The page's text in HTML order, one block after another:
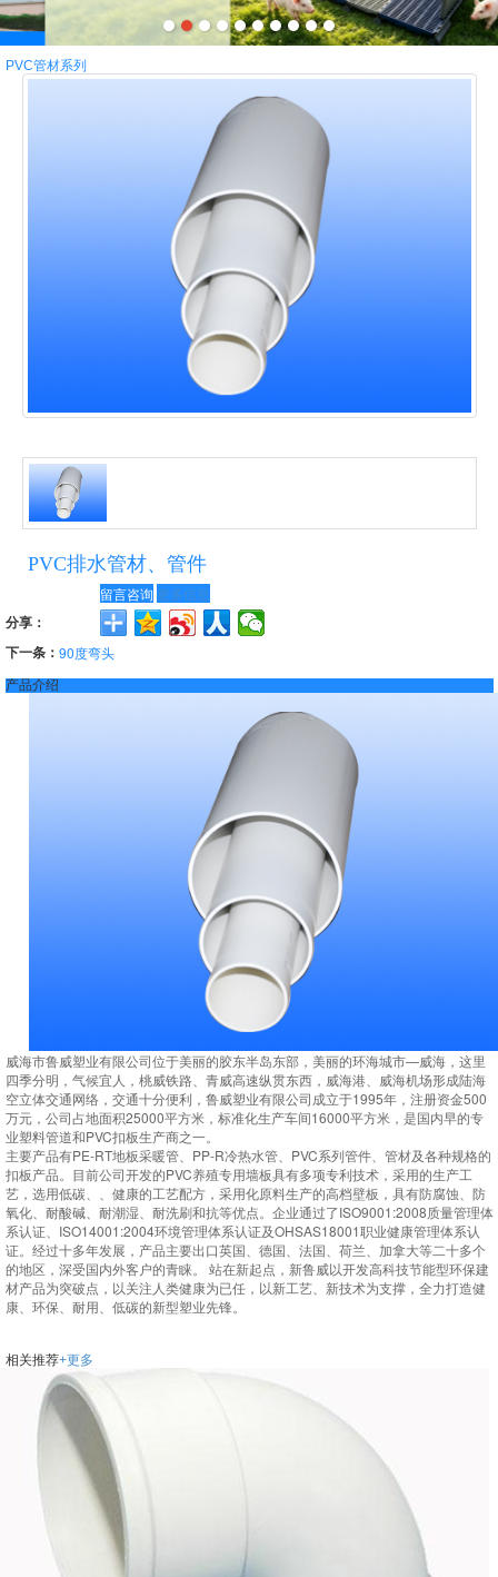
PVC管材系列
PVC排水管材、管件
留言咨询 更多信息
分享：
下一条： 90度弯头
产品介绍
威海市鲁威塑业有限公司位于美丽的胶东半岛东部，美丽的环海城市—威海，这里
四季分明，气候宜人，桃威铁路、青威高速纵贯东西，威海港、威海机场形成陆海
空立体交通网络，交通十分便利，鲁威塑业有限公司成立于1995年，注册资金500
万元，公司占地面积25000平方米，标准化生产车间16000平方米，是国内早的专
业塑料管道和PVC扣板生产商之一。
主要产品有PE-RT地板采暖管、PP-R冷热水管、PVC系列管件、管材及各种规格的
扣板产品。目前公司开发的PVC养殖专用墙板具有多项专利技术，采用的生产工
艺，选用低碳、、健康的工艺配方，采用化原料生产的高档壁板，具有防腐蚀、防
氧化、耐酸碱、耐潮湿、耐洗刷和抗等优点。企业通过了ISO9001:2008质量管理体
系认证、ISO14001:2004环境管理体系认证及OHSAS18001职业健康管理体系认
证。经过十多年发展，产品主要出口英国、德国、法国、荷兰、加拿大等二十多个
的地区，深受国内外客户的青睐。 站在新起点，新鲁威以开发高科技节能型环保建
材产品为突破点，以关注人类健康为已任，以新工艺、新技术为支撑，全力打造健
康、环保、耐用、低碳的新型塑业先锋。
相关推荐+更多